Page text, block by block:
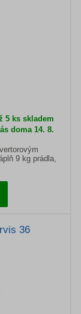
5 ks skladem
doma 14. 8.
9 kg prádla,
36